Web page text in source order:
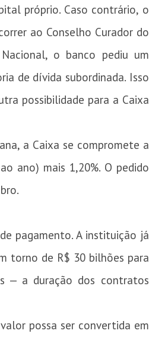
próprio. Caso contrário, o
ao Conselho Curador do
o banco pediu um
de dívida subordinada. Isso
possibilidade para a Caixa
a Caixa se compromete a
ano) mais 1,20%. O pedido
pagamento. A instituição já
torno de R$ 30 bilhões para
— a duração dos contratos
possa ser convertida em